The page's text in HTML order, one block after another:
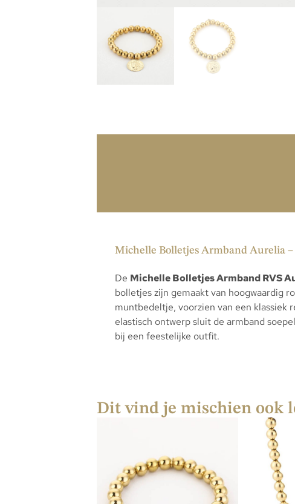
Michelle Bolletjes Armband Aurelia
De Michelle Bolletjes Armband RVS
bolletjes zijn gemaakt van hoogwaardig
muntbedeltje, voorzien van een klassiek
elastisch ontwerp sluit de armband
bij een feestelijke outfit.
Dit vind je mischien ook